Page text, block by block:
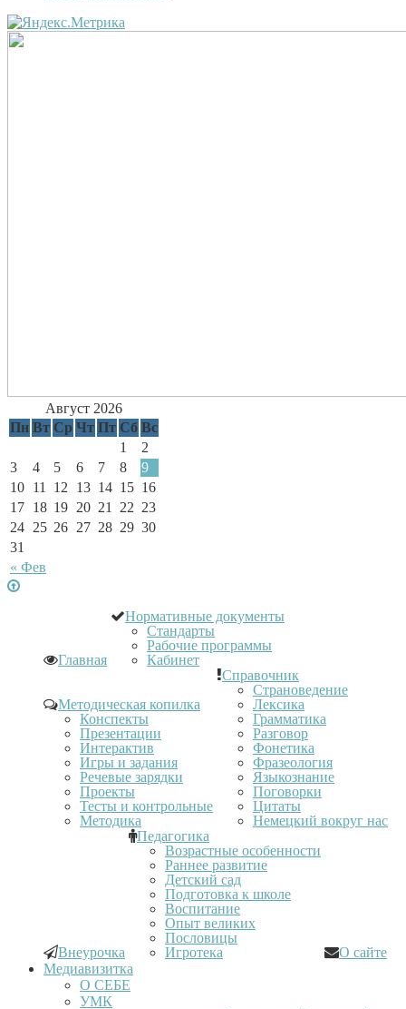
Август 2026
Пн Вт Ср Чт Пт Сб Вс
« Фев
1
2
3
4 5 6 7 8
9
10 11 12 13 14 15 16
17 18 19 20 21 22 23
24 25 26 27 28 29 30
31
Главная
Нормативные документы
Стандарты
Рабочие программы
Кабинет
Методическая копилка
Конспекты
Презентации
Интерактив
Игры и задания
Речевые зарядки
Проекты
Тесты и контрольные
Методика
Справочник
Страноведение
Лексика
Грамматика
Разговор
Фонетика
Фразеология
Языкознание
Поговорки
Цитаты
Немецкий вокруг нас
Внеурочка
Педагогика
Возрастные особенности
Раннее развитие
Детский сад
Подготовка к школе
Воспитание
Опыт великих
Пословицы
Игротека
О сайте
Медиавизитка
О СЕБЕ
УМК